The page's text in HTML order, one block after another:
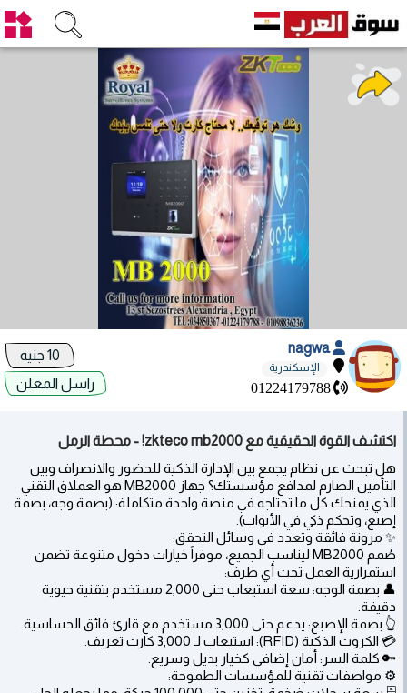
nagwa
الإسكندرية
01224179788
راسل المعلن
اكتشف القوة الحقيقية مع zkteco mb2000! - محطة الرمل
هل تبحث عن نظام يجمع بين الإدارة الذكية للحضور والانصراف وبين
التأمين الصارم لمدافع مؤسستك؟ جهاز MB2000 هو العملاق التقني
الذي يمنحك كل ما تحتاجه في منصة واحدة متكاملة: (بصمة وجه، بصمة
إصبع، وتحكم ذكي في الأبواب).
✨ مرونة فائقة وتعدد في وسائل التحقق:
صُمم MB2000 ليناسب الجميع، موفراً خيارات دخول متنوعة تضمن
استمرارية العمل تحت أي ظرف:
👤 بصمة الوجه: سعة استيعاب حتى 2,000 مستخدم بتقنية حيوية
دقيقة.
👆 بصمة الإصبع: يدعم حتى 3,000 مستخدم مع قارئ فائق الحساسية.
💳 الكروت الذكية (RFID): استيعاب لـ 3,000 كارت تعريف.
🔑 كلمة السر: أمان إضافي كخيار بديل وسريع.
⚙️ مواصفات تقنية للمؤسسات الطموحة: